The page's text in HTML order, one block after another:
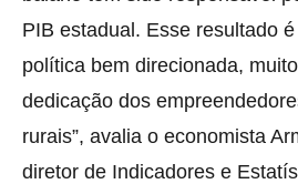
PIB estadual. Esse resultado
política bem direcionada,
dedicação dos
rurais”, avalia o economista
diretor de Indicadores e